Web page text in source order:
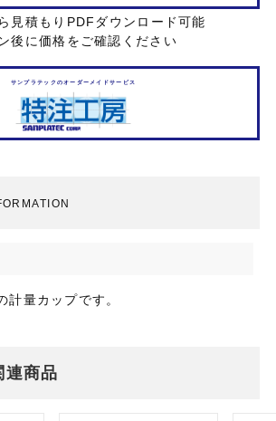
サンプラテックのオーダーメイドサービス
見積もりPDFダウンロード可能
後に価格をご確認ください
計量カップです。
連商品